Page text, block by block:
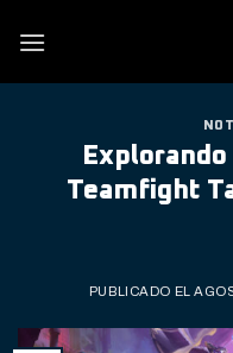
Teamfight
PUBLICADO EL